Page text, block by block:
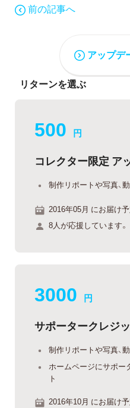
前の記事へ
アップデ
リターンを選ぶ
500 円
コレクター限定 ア
制作リポートや写真、
2016年05月 にお届け予
8人が応援しています。
3000 円
サポータークレジ
制作リポートや写真、
ホームページにサポー
ト
2016年10月 にお届け予